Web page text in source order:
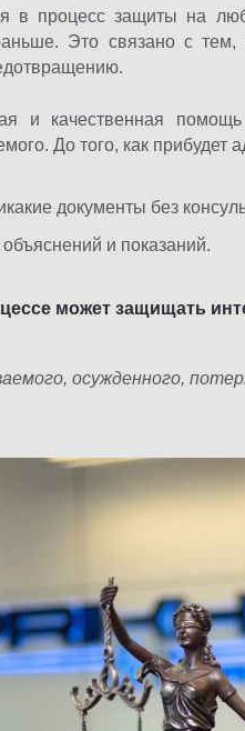
в процесс защиты на
Это связано с
и качественная
До того, как прибудет
документы без
и показаний.
может защищать
осужденного,